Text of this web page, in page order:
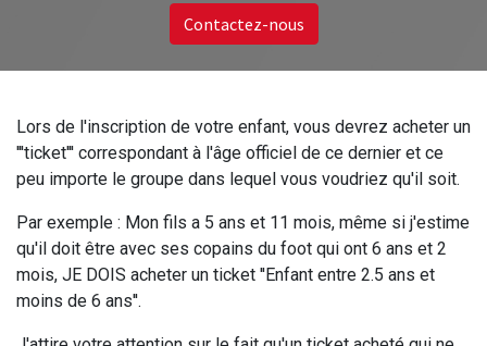
Contactez-nous
Lors de l'inscription de votre enfant, vous devrez acheter un
'''ticket''' correspondant à l'âge officiel de ce dernier et ce
peu importe le groupe dans lequel vous voudriez qu'il soit.
Par exemple : Mon fils a 5 ans et 11 mois, même si j'estime
qu'il doit être avec ses copains du foot qui ont 6 ans et 2
mois, JE DOIS acheter un ticket ''Enfant entre 2.5 ans et
moins de 6 ans''.